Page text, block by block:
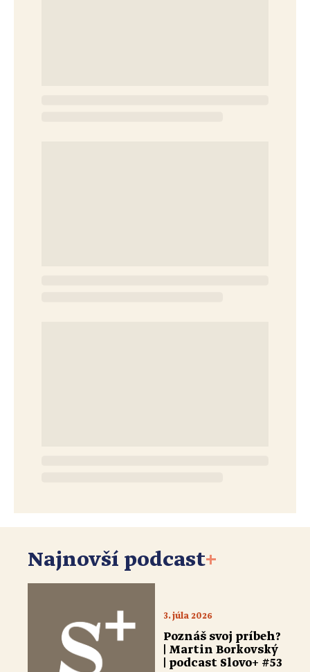
Najnovší podcast+
3. júla 2026
Poznáš svoj príbeh?
| Martin Borkovský
| podcast Slovo+ #53